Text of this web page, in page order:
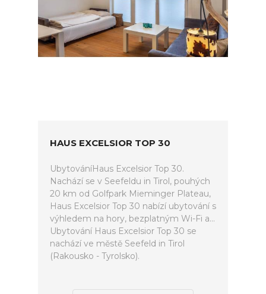
HAUS EXCELSIOR TOP 30
UbytováníHaus Excelsior Top 30.
Nachází se v Seefeldu in Tirol, pouhých
20 km od Golfpark Mieminger Plateau,
Haus Excelsior Top 30 nabízí ubytování s
výhledem na hory, bezplatným Wi-Fi a...
Ubytování Haus Excelsior Top 30 se
nachází ve městě Seefeld in Tirol
(Rakousko - Tyrolsko).